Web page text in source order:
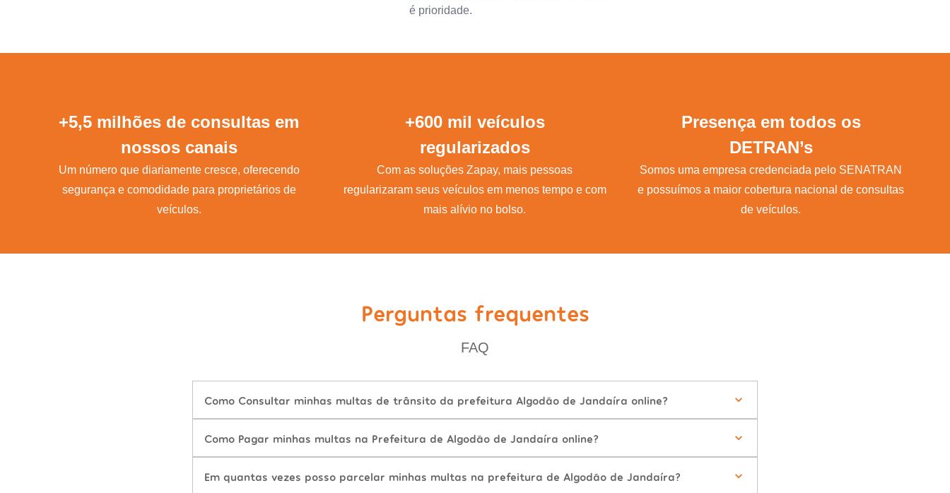
é prioridade.
+5,5 milhões de consultas em
nossos canais
Um número que diariamente cresce, oferecendo
segurança e comodidade para proprietários de
veículos.
+600 mil veículos
regularizados
Com as soluções Zapay, mais pessoas
regularizaram seus veículos em menos tempo e com
mais alívio no bolso.
Presença em todos os
DETRAN’s
Somos uma empresa credenciada pelo SENATRAN
e possuímos a maior cobertura nacional de consultas
de veículos.
Perguntas frequentes
FAQ
Como Consultar minhas multas de trânsito da prefeitura Algodão de Jandaíra online?
Como Pagar minhas multas na Prefeitura de Algodão de Jandaíra online?
Em quantas vezes posso parcelar minhas multas na prefeitura de Algodão de Jandaíra?